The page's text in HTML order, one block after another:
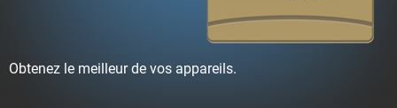
Obtenez le meilleur de vos appareils.